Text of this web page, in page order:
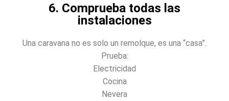
6. Comprueba todas las
instalaciones
Una caravana no es solo un remolque, es una “casa”.
Prueba:
Electricidad
Cocina
Nevera